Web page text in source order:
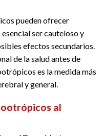
pueden ofrecer
ser cauteloso y
efectos secundarios.
de la salud antes de
es la medida más
y general.
al